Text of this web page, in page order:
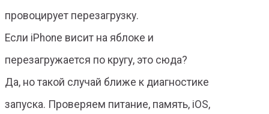
провоцирует перезагрузку.
Если iPhone висит на яблоке и
перезагружается по кругу, это сюда?
Да, но такой случай ближе к диагностике
запуска. Проверяем питание, память, iOS,